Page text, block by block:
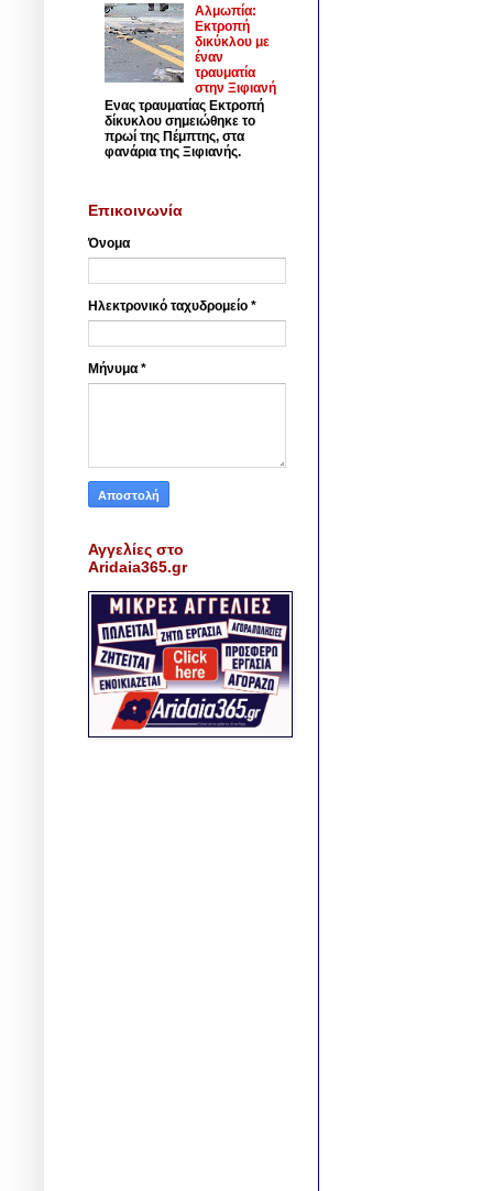
Αλμωπία:
Εκτροπή
δικύκλου με
έναν
τραυματία
στην Ξιφιανή
Ενας τραυματίας Εκτροπή
δίκυκλου σημειώθηκε το
πρωί της Πέμπτης, στα
φανάρια της Ξιφιανής.
Επικοινωνία
Όνομα
Ηλεκτρονικό ταχυδρομείο *
Μήνυμα *
Αγγελίες στο
Aridaia365.gr